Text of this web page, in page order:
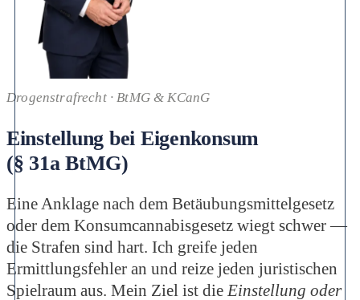
Drogenstrafrecht · BtMG & KCanG
Einstellung bei Eigenkonsum
(§ 31a BtMG)
Eine Anklage nach dem Betäubungsmittelgesetz
oder dem Konsumcannabisgesetz wiegt schwer —
die Strafen sind hart. Ich greife jeden
Ermittlungsfehler an und reize jeden juristischen
Spielraum aus. Mein Ziel ist die Einstellung oder